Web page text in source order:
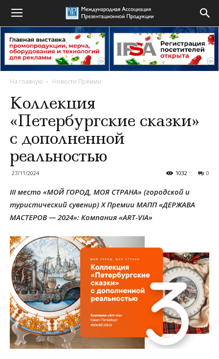
На главную Новости Премии
Коллекция
«Петербургские сказки»
с дополненной
реальностью
27/11/2024 0
1032
III место «МОЙ ГОРОД, МОЯ СТРАНА» (городской и
туристический сувенир)X Премии МАПП «ДЕРЖАВА
МАСТЕРОВ — 2024»: Компания «ART-VIA»